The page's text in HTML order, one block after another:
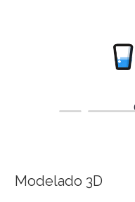
Modelado 3D